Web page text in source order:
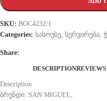
SKU: BOC4232/1
Categories: სასოუსე სერვირება
Share:
DESCRIPTIONREVIEWS
Description
ბრენდი: SAN MIGUEL;